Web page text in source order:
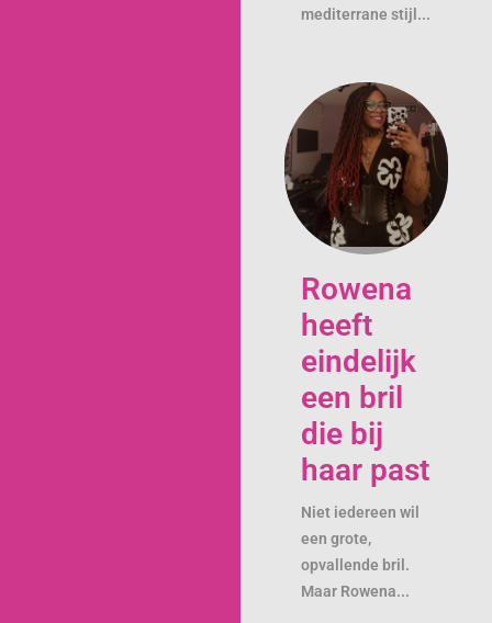
mediterrane stijl...
Rowena
heeft
eindelijk
een bril
die bij
haar past
Niet iedereen wil
een grote,
opvallende bril.
Maar Rowena...